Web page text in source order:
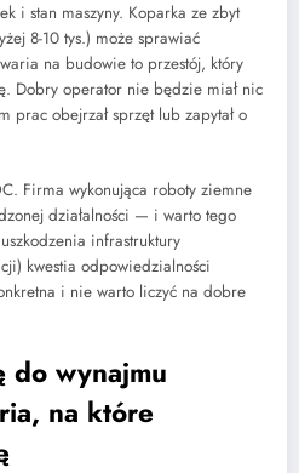
i stan maszyny. Koparka ze zbyt
8-10 tys.) może sprawiać
na budowie to przestój, który
Dobry operator nie będzie miał nic
prac obejrzał sprzęt lub zapytał o
Firma wykonująca roboty ziemne
działalności — i warto tego
infrastruktury
kwestia odpowiedzialności
i nie warto liczyć na dobre
do wynajmu
na które